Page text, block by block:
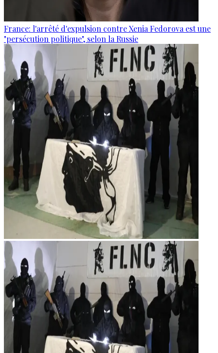
France: l'arrêté d'expulsion contre Xenia Fedorova est une
"persécution politique", selon la Russie